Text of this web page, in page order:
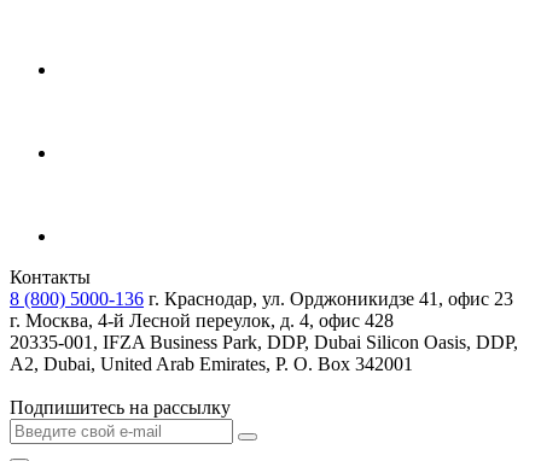
Контакты
8 (800) 5000-136 г. Краснодар, ул. Орджоникидзе 41, офис 23
г. Москва, 4-й Лесной переулок, д. 4, офис 428
20335-001, IFZA Business Park, DDP, Dubai Silicon Oasis, DDP,
A2, Dubai, United Arab Emirates, P. O. Box 342001
Подпишитесь на рассылку